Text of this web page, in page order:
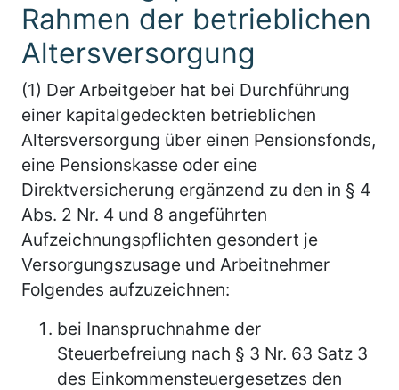
Rahmen der betrieblichen
Altersversorgung
(1) Der Arbeitgeber hat bei Durchführung
einer kapitalgedeckten betrieblichen
Altersversorgung über einen Pensionsfonds,
eine Pensionskasse oder eine
Direktversicherung ergänzend zu den in § 4
Abs. 2 Nr. 4 und 8 angeführten
Aufzeichnungspflichten gesondert je
Versorgungszusage und Arbeitnehmer
Folgendes aufzuzeichnen:
bei Inanspruchnahme der
Steuerbefreiung nach § 3 Nr. 63 Satz 3
des Einkommensteuergesetzes den